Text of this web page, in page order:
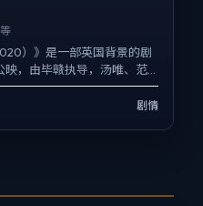
）》是一部英国背景的剧
映，由毕赣执导，汤唯、范
用双线叙事把过去与现在拧
剧情